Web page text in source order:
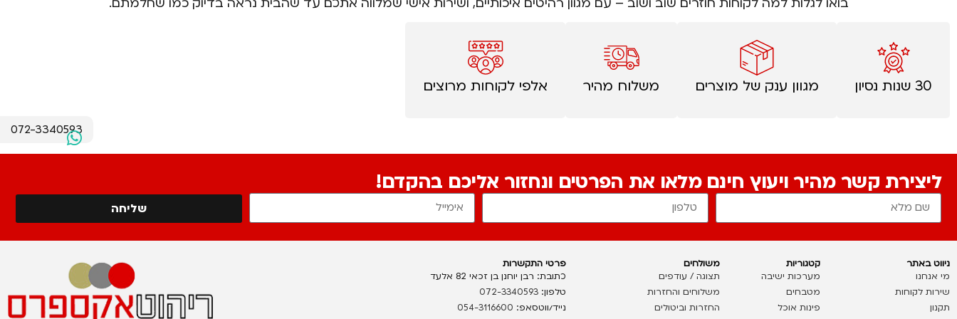
30 שנות נסיון מגוון ענק של מוצרים משלוח מהיר אלפי לקוחות מרוצים
ליצירת קשר מהיר ויעוץ חינם מלאו את הפרטים ונחזור אליכם בהקדם!
שליחה
ניווט באתר
מי אנחנו
שירות לקוחות
תקנון
קטגוריות
מערכות ישיבה
מטבחים
פינות אוכל
משולחים
תצוגה / עודפים
משלוחים והחזרות
החזרות וביטולים
פרטי התקשרות
כתובת: רבן יוחנן בן זכאי 82 אלעד
טלפון: 072-3340593
נייד/ווטסאפ: 054-3116600
072-3340593